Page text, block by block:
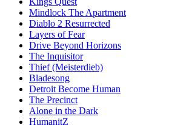
Mindlock The Apartment
Diablo 2 Resurrected
Layers of Fear
Drive Beyond Horizons
The Inquisitor
Thief (Meisterdieb)
Bladesong
Detroit Become Human
The Precinct
Alone in the Dark
HumanitZ